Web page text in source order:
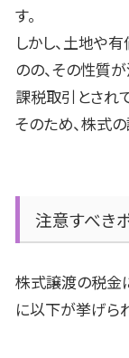
す。
しかし、土地や
のの、その性質
課税取引とされ
そのため、株式
注意すべき
株式譲渡の税金
に以下が挙げら